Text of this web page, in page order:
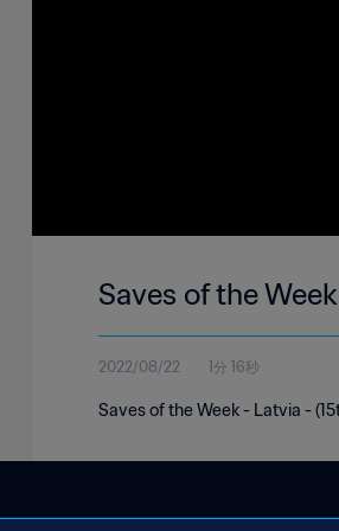
Saves of the
2022/08/22 1分 16秒
Saves of the Week - Latvia -